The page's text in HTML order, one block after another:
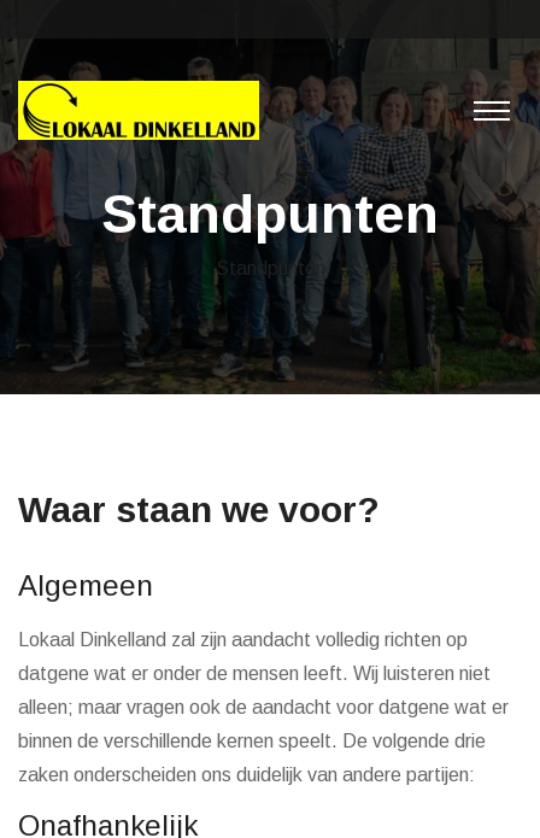
Standpunten
Standpunten
Waar staan we voor?
Algemeen
Lokaal Dinkelland zal zijn aandacht volledig richten op
datgene wat er onder de mensen leeft. Wij luisteren niet
alleen; maar vragen ook de aandacht voor datgene wat er
binnen de verschillende kernen speelt. De volgende drie
zaken onderscheiden ons duidelijk van andere partijen:
Onafhankelijk